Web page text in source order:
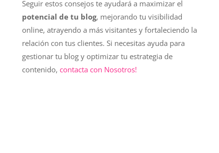
Seguir estos consejos te ayudará a maximizar el
potencial de tu blog, mejorando tu visibilidad
online, atrayendo a más visitantes y fortaleciendo la
relación con tus clientes. Si necesitas ayuda para
gestionar tu blog y optimizar tu estrategia de
contenido, contacta con Nosotros!